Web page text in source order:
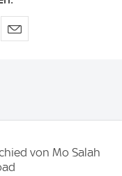
von Mo Salah